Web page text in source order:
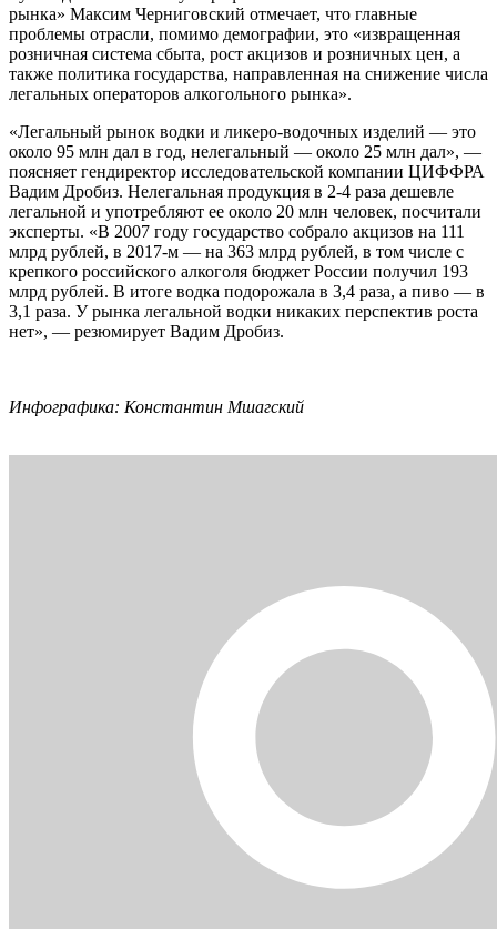
рынка» Максим Черниговский отмечает, что главные
проблемы отрасли, помимо демографии, это «извращенная
розничная система сбыта, рост акцизов и розничных цен, а
также политика государства, направленная на снижение числа
легальных операторов алкогольного рынка».
«Легальный рынок водки и ликеро-водочных изделий — это
около 95 млн дал в год, нелегальный — около 25 млн дал», —
поясняет гендиректор исследовательской компании ЦИФФРА
Вадим Дробиз. Нелегальная продукция в 2-4 раза дешевле
легальной и употребляют ее около 20 млн человек, посчитали
эксперты. «В 2007 году государство собрало акцизов на 111
млрд рублей, в 2017-м — на 363 млрд рублей, в том числе с
крепкого российского алкоголя бюджет России получил 193
млрд рублей. В итоге водка подорожала в 3,4 раза, а пиво — в
3,1 раза. У рынка легальной водки никаких перспектив роста
нет», — резюмирует Вадим Дробиз.
Инфографика: Константин Мшагский